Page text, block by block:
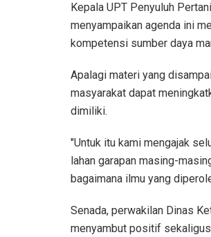
Kepala UPT Penyuluh
menyampaikan agenda ini
kompetensi sumber daya
Apalagi materi yang
masyarakat dapat
dimiliki.
"Untuk itu kami mengajak
lahan garapan masing-
bagaimana ilmu yang
Senada, perwakilan Dinas
menyambut positif